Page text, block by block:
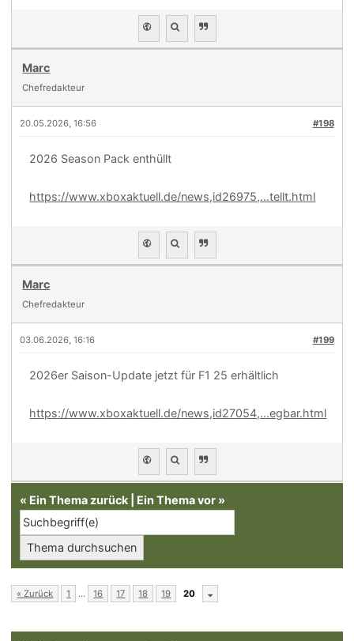
Marc
Chefredakteur
#198
20.05.2026, 16:56
2026 Season Pack enthüllt
https://www.xboxaktuell.de/news,id26975,...tellt.html
Marc
Chefredakteur
#199
03.06.2026, 16:16
2026er Saison-Update jetzt für F1 25 erhältlich
https://www.xboxaktuell.de/news,id27054,...egbar.html
« Ein Thema zurück Ein Thema vor »
« Zurück 1 … 16 17 18 19 20